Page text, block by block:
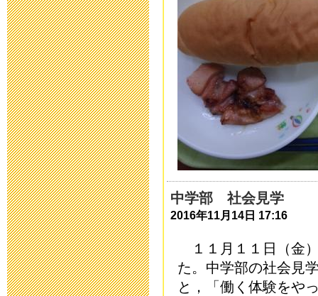
2023年1月27日
令和４年度
2023年1月19日
令和５年度
2022年12月 1日
9月13日以降
について
2021年9月 9日
二学期当初の
中学部 社会見学
2016年11月14日 17:16
１１月１１日（金
た。中学部の社会見
と，
「働く体験をや